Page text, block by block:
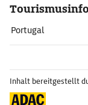
Portugal
Inhalt bereitgestellt